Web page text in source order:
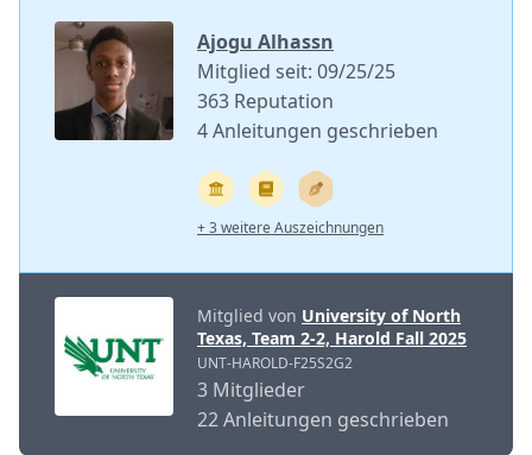
Ajogu Alhassn
Mitglied seit: 09/25/25
363 Reputation
4 Anleitungen geschrieben
+ 3 weitere Auszeichnungen
Mitglied von University of North
Texas, Team 2-2, Harold Fall 2025
UNT-HAROLD-F25S2G2
3 Mitglieder
22 Anleitungen geschrieben